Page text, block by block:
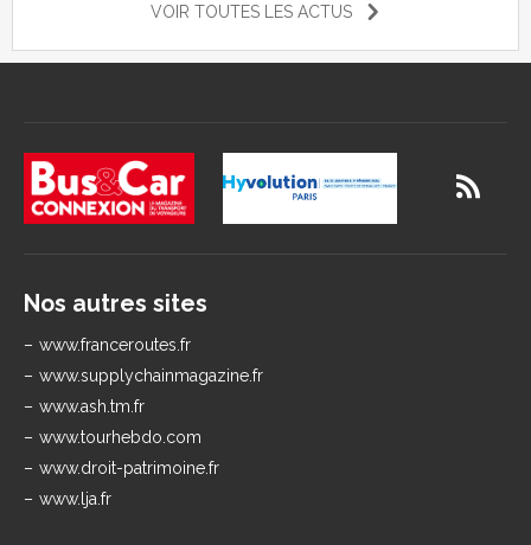
VOIR TOUTES LES ACTUS
Nos autres sites
www.franceroutes.fr
www.supplychainmagazine.fr
www.ash.tm.fr
www.tourhebdo.com
www.droit-patrimoine.fr
www.lja.fr